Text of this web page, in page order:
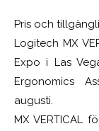
Pris och
Logitech MX
Expo i Las
Ergonomics
augusti.
MX VERTICAL